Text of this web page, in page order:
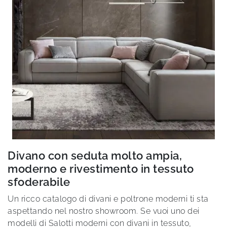
Divano con seduta molto ampia,
moderno e rivestimento in tessuto
sfoderabile
Un ricco catalogo di divani e poltrone moderni ti sta
aspettando nel nostro showroom. Se vuoi uno dei
modelli di Salotti moderni con divani in tessuto,